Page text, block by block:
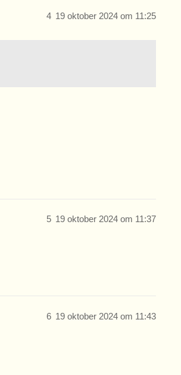
19 oktober 2024 om 11:25
4
19 oktober 2024 om 11:37
5
19 oktober 2024 om 11:43
6